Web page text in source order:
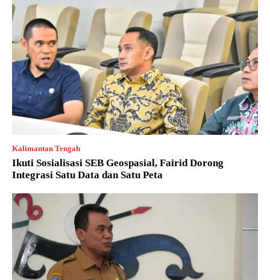
Kalimantan Tengah
Ikuti Sosialisasi SEB Geospasial, Fairid Dorong
Integrasi Satu Data dan Satu Peta